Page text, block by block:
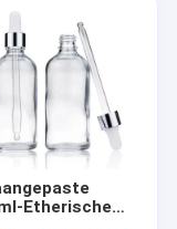
Etherische